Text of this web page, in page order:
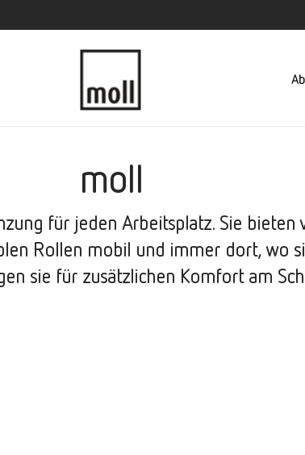
moll
für jeden Arbeitsplatz. Sie
Rollen mobil und immer dort, wo
sie für zusätzlichen Komfort am